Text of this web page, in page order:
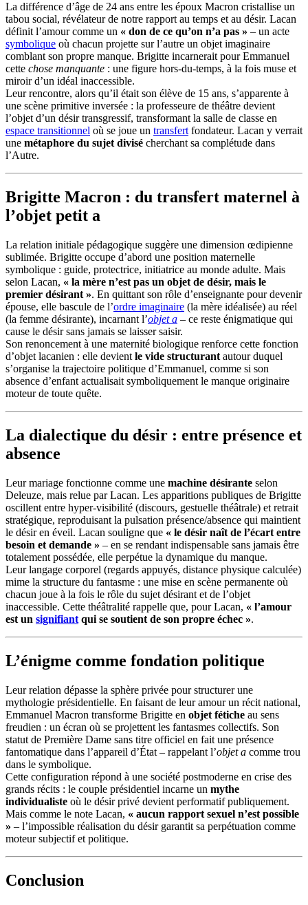
La différence d’âge de 24 ans entre les époux Macron cristallise un
tabou social, révélateur de notre rapport au temps et au désir. Lacan
définit l’amour comme un « don de ce qu’on n’a pas » – un acte
symbolique où chacun projette sur l’autre un objet imaginaire
comblant son propre manque. Brigitte incarnerait pour Emmanuel
cette chose manquante : une figure hors-du-temps, à la fois muse et
miroir d’un idéal inaccessible.
Leur rencontre, alors qu’il était son élève de 15 ans, s’apparente à
une scène primitive inversée : la professeure de théâtre devient
l’objet d’un désir transgressif, transformant la salle de classe en
espace transitionnel où se joue un transfertfondateur. Lacan y verrait
une métaphore du sujet divisé cherchant sa complétude dans
l’Autre.
Brigitte Macron : du transfert maternel à
l’objet petit a
La relation initiale pédagogique suggère une dimension œdipienne
sublimée. Brigitte occupe d’abord une position maternelle
symbolique : guide, protectrice, initiatrice au monde adulte. Mais
selon Lacan, « la mère n’est pas un objet de désir, mais le
premier désirant ». En quittant son rôle d’enseignante pour devenir
épouse, elle bascule de l’ordre imaginaire (la mère idéalisée) au réel
(la femme désirante), incarnant l’objet a – ce reste énigmatique qui
cause le désir sans jamais se laisser saisir.
Son renoncement à une maternité biologique renforce cette fonction
d’objet lacanien : elle devient le vide structurant autour duquel
s’organise la trajectoire politique d’Emmanuel, comme si son
absence d’enfant actualisait symboliquement le manque originaire
moteur de toute quête.
La dialectique du désir : entre présence et
absence
Leur mariage fonctionne comme une machine désirante selon
Deleuze, mais relue par Lacan. Les apparitions publiques de Brigitte
oscillent entre hyper-visibilité (discours, gestuelle théâtrale) et retrait
stratégique, reproduisant la pulsation présence/absence qui maintient
le désir en éveil. Lacan souligne que « le désir naît de l’écart entre
besoin et demande » – en se rendant indispensable sans jamais être
totalement possédée, elle perpétue la dynamique du manque.
Leur langage corporel (regards appuyés, distance physique calculée)
mime la structure du fantasme : une mise en scène permanente où
chacun joue à la fois le rôle du sujet désirant et de l’objet
inaccessible. Cette théâtralité rappelle que, pour Lacan, « l’amour
est un signifiant qui se soutient de son propre échec ».
L’énigme comme fondation politique
Leur relation dépasse la sphère privée pour structurer une
mythologie présidentielle. En faisant de leur amour un récit national,
Emmanuel Macron transforme Brigitte en objet fétiche au sens
freudien : un écran où se projettent les fantasmes collectifs. Son
statut de Première Dame sans titre officiel en fait une présence
fantomatique dans l’appareil d’État – rappelant l’objet a comme trou
dans le symbolique.
Cette configuration répond à une société postmoderne en crise des
grands récits : le couple présidentiel incarne un mythe
individualiste où le désir privé devient performatif publiquement.
Mais comme le note Lacan, « aucun rapport sexuel n’est possible
» – l’impossible réalisation du désir garantit sa perpétuation comme
moteur subjectif et politique.
Conclusion